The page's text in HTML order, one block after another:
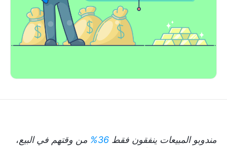
مندوبو المبيعات ينفقون فقط 36% من وقتهم في البيع،